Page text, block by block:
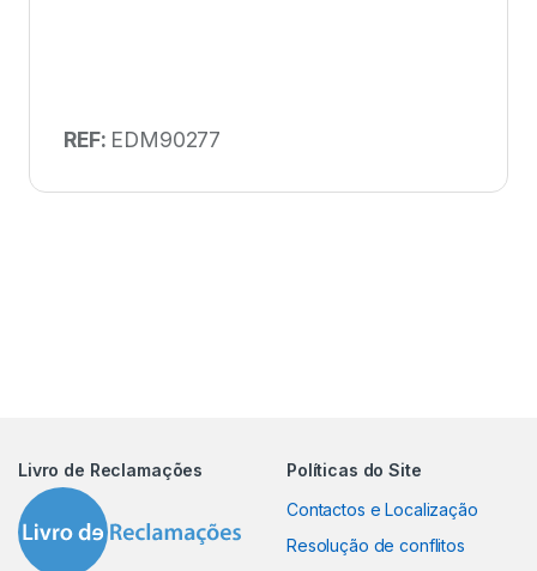
REF: EDM90277
Livro de Reclamações
Políticas do Site
Contactos e Localização
Resolução de conflitos